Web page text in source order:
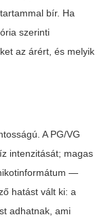
bír. Ha
szerinti
az árért, és melyik
A PG/VG
intenzitását; magas
—
hatást vált ki: a
adhatnak, ami